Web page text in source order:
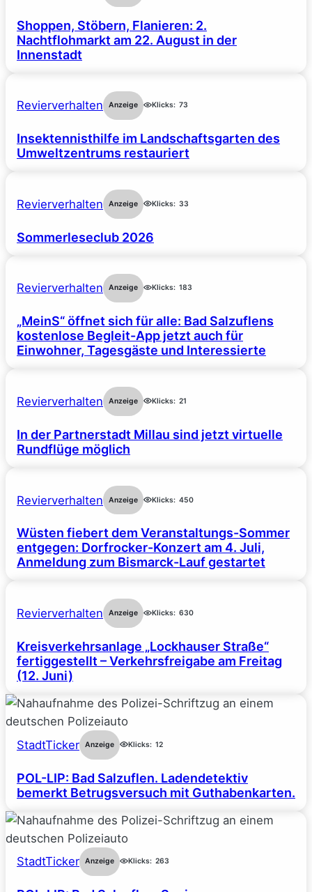
Shoppen, Stöbern, Flanieren: 2.
Nachtflohmarkt am 22. August in der
Innenstadt
Revierverhalten Anzeige Klicks: 73
Insektennisthilfe im Landschaftsgarten des
Umweltzentrums restauriert
Revierverhalten Anzeige Klicks: 33
Sommerleseclub 2026
Revierverhalten Anzeige Klicks: 183
„MeinS“ öffnet sich für alle: Bad Salzuflens
kostenlose Begleit-App jetzt auch für
Einwohner, Tagesgäste und Interessierte
Revierverhalten Anzeige Klicks: 21
In der Partnerstadt Millau sind jetzt virtuelle
Rundflüge möglich
Revierverhalten Anzeige Klicks: 450
Wüsten fiebert dem Veranstaltungs-Sommer
entgegen: Dorfrocker-Konzert am 4. Juli,
Anmeldung zum Bismarck-Lauf gestartet
Revierverhalten Anzeige Klicks: 630
Kreisverkehrsanlage „Lockhauser Straße“
fertiggestellt – Verkehrsfreigabe am Freitag
(12. Juni)
StadtTicker Anzeige Klicks: 12
POL-LIP: Bad Salzuflen. Ladendetektiv
bemerkt Betrugsversuch mit Guthabenkarten.
StadtTicker Anzeige Klicks: 263